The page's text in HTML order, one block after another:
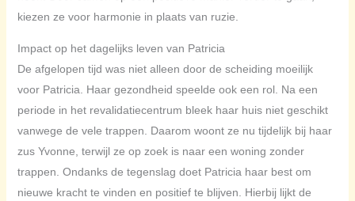
kiezen ze voor harmonie in plaats van ruzie.
Impact op het dagelijks leven van Patricia
De afgelopen tijd was niet alleen door de scheiding moeilijk
voor Patricia. Haar gezondheid speelde ook een rol. Na een
periode in het revalidatiecentrum bleek haar huis niet geschikt
vanwege de vele trappen. Daarom woont ze nu tijdelijk bij haar
zus Yvonne, terwijl ze op zoek is naar een woning zonder
trappen. Ondanks de tegenslag doet Patricia haar best om
nieuwe kracht te vinden en positief te blijven. Hierbij lijkt de